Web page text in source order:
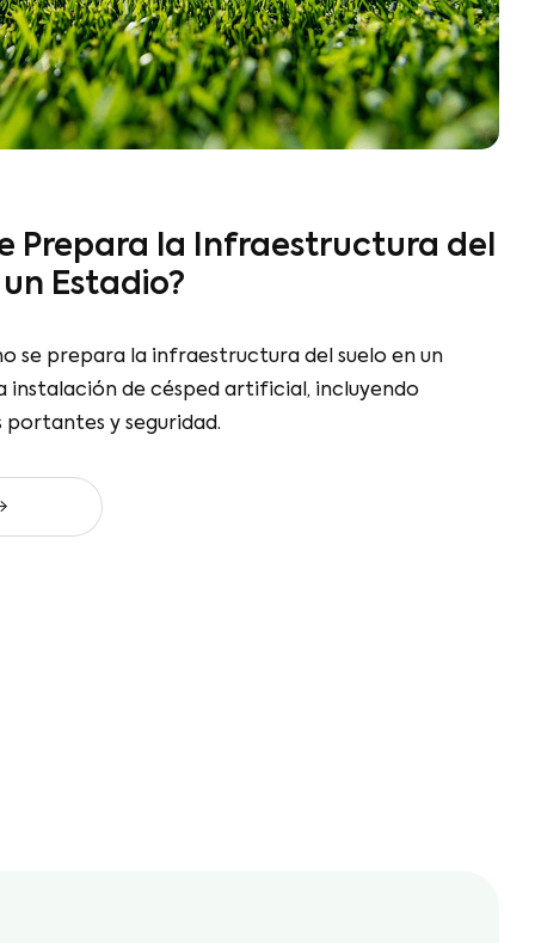
la Infraestructura del
infraestructura del suelo en un estadio para
incluyendo drenaje, capas portantes y